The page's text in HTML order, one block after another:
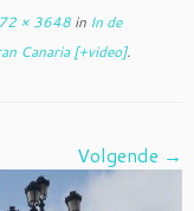
× 3648 in In de
Canaria [+video].
Volgende →